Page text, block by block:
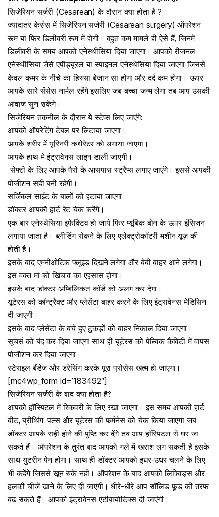
सिजेरियन सर्जरी (Cesarean) के दौरान क्या होता है ?
ज्यादातर केसेस में सिजेरियन सर्जरी (Cesarean surgery) ऑपरेशन
रूम या फिर डिलीवरी रूम में होगी। बहुत कम मामले ही ऐसे हैं, जिनमें
डिलीवरी के समय आपको एनेस्थीसिया दिया जाएगा। आपको रीजनल
एनेस्थीसिया जैसे एपीड्यूरल या स्पाइनल एनेस्थेसिया दिया जाएगा जिससे
केवल कमर के नीचे का हिस्सा बेजान सा होगा और दर्द कम होगा। ऊपर
आपके सारे सेंसेस नार्मल रहेंगे इसलिए जब बच्चा जन्म लेगा तब आप उसकी
आवाज सुन सकेंगे।
सिजेरियन तकनील के दौरान ये स्टेप्स लिए जाएंगे:
आपको ऑपरेटिंग टेबल पर लिटाया जाएगा।
आपके शरीर में यूरिनरी कथेरेटर को लगाया जाएगा।
आपके हाथ में इंट्रावेनस लाइन डाली जाएगी।
सेफ्टी के लिए आपके पैरो के आसपास स्ट्रैप्स लगाए जाएंगे। इससे आपकी
पोजीशन सही बनी रहेगी।
सर्जिकल साईट के बालों को हटाया जाएगा
डॉक्टर आपकीहार्ट रेट चेककरेंगे।
एक बार एनेस्थेसिया इफेक्टिव हो जाये फिर प्यूबिक बोन के ऊपर इंसिजन
लगाया जाता है। ब्लीडिंग रोकने के लिए एलेक्ट्रोकॉटरी मशीन यूज़ की
होती है।
इसके बाद एमनीओटिक फ्लूइड दिखने लगेगा और बेबी बाहर आने लगेगा।
इस वक्त मां को खिंचाव का एहसास होगा।
इसके बाद डॉक्टर अम्बिलिकल कॉर्ड को अलग कर देगा।
यूटेरस को कॉन्ट्रैक्ट और प्लेसेंटा बाहर करने के लिए इंट्रावेनस मेडिसिन
दी जाएगी।
इसके बाद प्लेसेंटा के बचे हुए टुकड़ों को बाहर निकाल दिया जाएगा।
सूचर्स को बंद कर दिया जाएगा साथ ही यूटेरस को पेल्विक कैविटी में वापस
पोजीशन कर दिया जाएगा।
स्टेराइल बैंडेज और ड्रेसिंग करके पूरा प्रोसेस खत्म हो जाएगा।
[mc4wp_form id=’183492″]
सिजेरियन सर्जरी के बाद क्या होता है?
आपको हॉस्पिटल में रिकवरी के लिए रखा जाएगा। इस समय आपकी हार्ट
बीट, ब्रीथिंग, पल्स और यूटेरस की फर्मनेस को चेक किया जाएगा जब
डॉक्टर आपके सही होने की पुष्टि कर देंगे तब आप हॉस्पिटल से घर जा
सकते हैं। ऑपरेशन के तुरंत बाद आपकोगले में खराशलग सकती है इसके
साथ युटरीन पेन होगा। साथ ही डॉक्टर आपको इधर-उधर चलने के लिए
भी कहेंगे जिससे खून रुके नहीं। ऑपरेशन के बाद आपको लिक्विड्स और
हलकी चीजें खानेके लिए दी जाएंगी। धीरे-धीरे आप सॉलिड फ़ूड की तरफ
बढ़ सकते हैं। आपको इंट्रावेनस एंटीबायोटिक्स दी जाएंगी।